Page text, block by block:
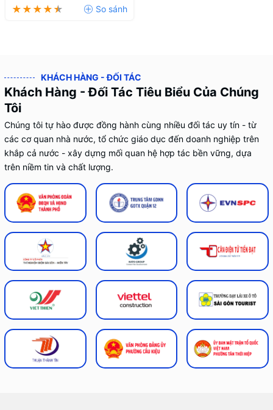
KHÁCH HÀNG - ĐỐI TÁC
Khách Hàng - Đối Tác Tiêu Biểu Của Chúng
Tôi
Chúng tôi tự hào được đồng hành cùng nhiều đối tác uy tín - từ
các cơ quan nhà nước, tổ chức giáo dục đến doanh nghiệp trên
khắp cả nước - xây dựng mối quan hệ hợp tác bền vững, dựa
trên niềm tin và chất lượng.